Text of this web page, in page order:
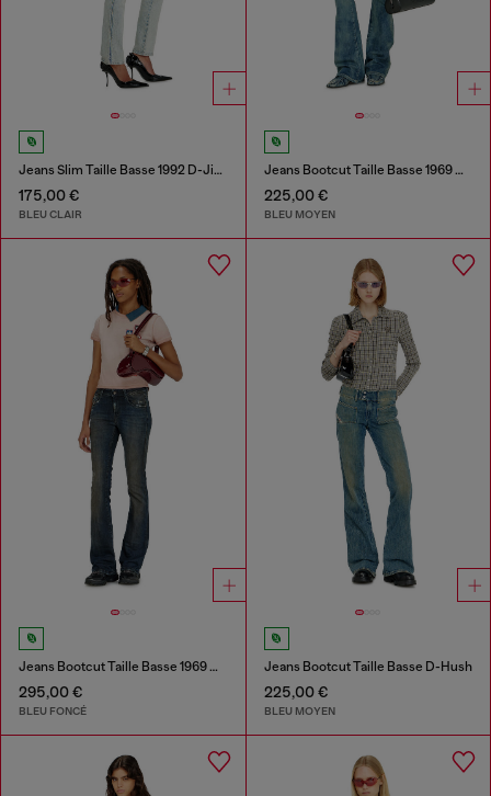
Jeans Slim Taille Basse 1992 D-Jiann
175,00 €
BLEU CLAIR
Jeans Bootcut Taille Basse 1969 D-Ebbey
225,00 €
BLEU MOYEN
Jeans Bootcut Taille Basse 1969 D-Ebbey
295,00 €
BLEU FONCÉ
Jeans Bootcut Taille Basse D-Hush
225,00 €
BLEU MOYEN